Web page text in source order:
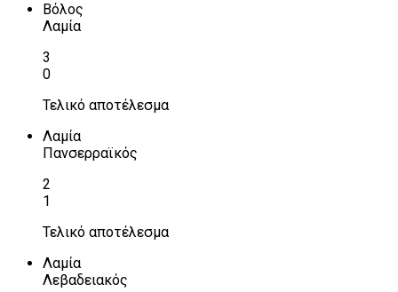
Βόλος
Λαμία
3
0
Τελικό αποτέλεσμα
Λαμία
Πανσερραϊκός
2
1
Τελικό αποτέλεσμα
Λαμία
Λεβαδειακός